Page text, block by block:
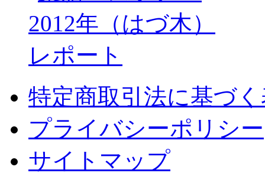
特定商取引法に基づ
プライバシーポリシー
サイトマップ